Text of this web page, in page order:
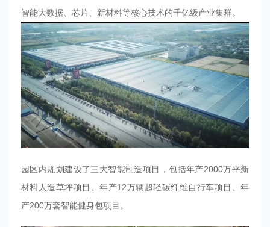
智能大数据、芯片、新材料等核心技术的千亿级产业集群。
园区内规划建设了三大智能制造项目，包括年产2000万平新
材料人造草坪项目、年产12万辆超轻碳纤维自行车项目、年
产200万套智能健身包项目。